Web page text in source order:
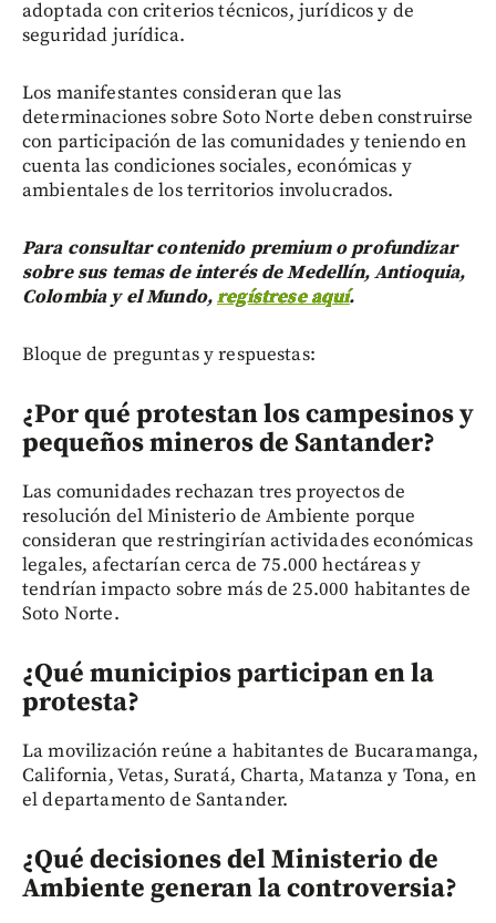
adoptada con criterios técnicos, jurídicos y de
seguridad jurídica.
Los manifestantes consideran que las
determinaciones sobre Soto Norte deben construirse
con participación de las comunidades y teniendo en
cuenta las condiciones sociales, económicas y
ambientales de los territorios involucrados.
Para consultar contenido premium o profundizar
sobre sus temas de interés de Medellín, Antioquia,
Colombia y el Mundo,regístrese aquí.
Bloque de preguntas y respuestas:
¿Por qué protestan los campesinos y
pequeños mineros de Santander?
Las comunidades rechazan tres proyectos de
resolución del Ministerio de Ambiente porque
consideran que restringirían actividades económicas
legales, afectarían cerca de 75.000 hectáreas y
tendrían impacto sobre más de 25.000 habitantes de
Soto Norte.
¿Qué municipios participan en la
protesta?
La movilización reúne a habitantes de Bucaramanga,
California, Vetas, Suratá, Charta, Matanza y Tona, en
el departamento de Santander.
¿Qué decisiones del Ministerio de
Ambiente generan la controversia?